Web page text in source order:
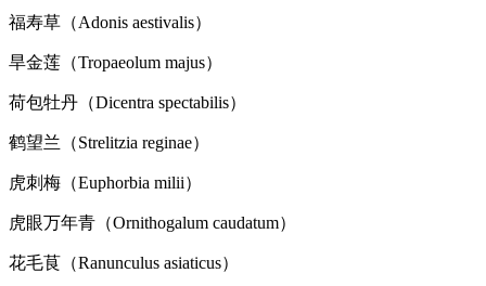
福寿草（Adonis aestivalis）
旱金莲（Tropaeolum majus）
荷包牡丹（Dicentra spectabilis）
鹤望兰（Strelitzia reginae）
虎刺梅（Euphorbia milii）
虎眼万年青（Ornithogalum caudatum）
花毛茛（Ranunculus asiaticus）